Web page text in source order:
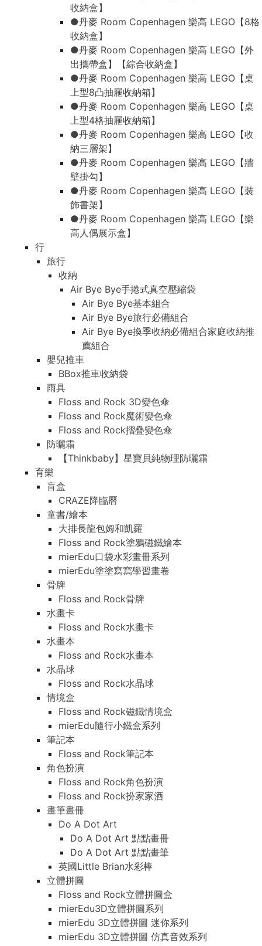
收納盒】
●丹麥 Room Copenhagen 樂高 LEGO【8格
收納盒】
●丹麥 Room Copenhagen 樂高 LEGO【外
出攜帶盒】【綜合收納盒】
●丹麥 Room Copenhagen 樂高 LEGO【桌
上型8凸抽屜收納箱】
●丹麥 Room Copenhagen 樂高 LEGO【桌
上型4格抽屜收納箱】
●丹麥 Room Copenhagen 樂高 LEGO【收
納三層架】
●丹麥 Room Copenhagen 樂高 LEGO【牆
壁掛勾】
●丹麥 Room Copenhagen 樂高 LEGO【裝
飾書架】
●丹麥 Room Copenhagen 樂高 LEGO【樂
高人偶展示盒】
行
旅行
收納
Air Bye Bye手捲式真空壓縮袋
Air Bye Bye基本組合
Air Bye Bye旅行必備組合
Air Bye Bye換季收納必備組合家庭收納推
薦組合
嬰兒推車
BBox推車收納袋
雨具
Floss and Rock 3D變色傘
Floss and Rock魔術變色傘
Floss and Rock摺疊變色傘
防曬霜
【Thinkbaby】星寶貝純物理防曬霜
育樂
盲盒
CRAZE降臨曆
童書/繪本
大排長龍包姆和凱羅
Floss and Rock塗鴉磁鐵繪本
mierEdu口袋水彩畫冊系列
mierEdu塗塗寫寫學習畫卷
骨牌
Floss and Rock骨牌
水畫卡
Floss and Rock水畫卡
水畫本
Floss and Rock水畫本
水晶球
Floss and Rock水晶球
情境盒
Floss and Rock磁鐵情境盒
mierEdu隨行小鐵盒系列
筆記本
Floss and Rock筆記本
角色扮演
Floss and Rock角色扮演
Floss and Rock扮家家酒
畫筆畫冊
Do A Dot Art
Do A Dot Art 點點畫冊
Do A Dot Art 點點畫筆
英國Little Brian水彩棒
立體拼圖
Floss and Rock立體拼圖盒
mierEdu3D立體拼圖系列
mierEdu 3D立體拼圖 迷你系列
mierEdu 3D立體拼圖 仿真音效系列